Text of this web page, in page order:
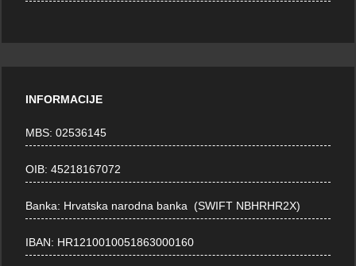
INFORMACIJE
MBS: 02536145
OIB: 45218167072
Banka: Hrvatska narodna banka (SWIFT NBHRHR2X)
IBAN: HR1210010051863000160